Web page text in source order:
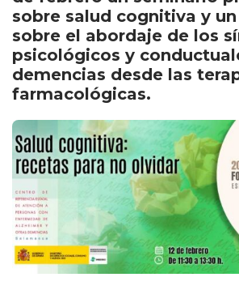
sobre salud cognitiva y
sobre el abordaje de los
psicológicos y
demencias desde las
farmacológicas.